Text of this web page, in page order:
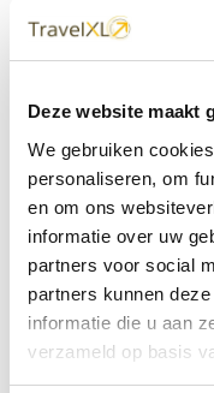
Deze website maakt
We gebruiken
personaliseren, om
en om ons
informatie over uw
partners voor social
partners kunnen
informatie die u aan
verzameld op basis
dichtbij
Met 60+
met onze XL
TravelXL@Home en
klaar.
• Ontzorgen van A-Z
Bespaar tijd en stress
TravelXL